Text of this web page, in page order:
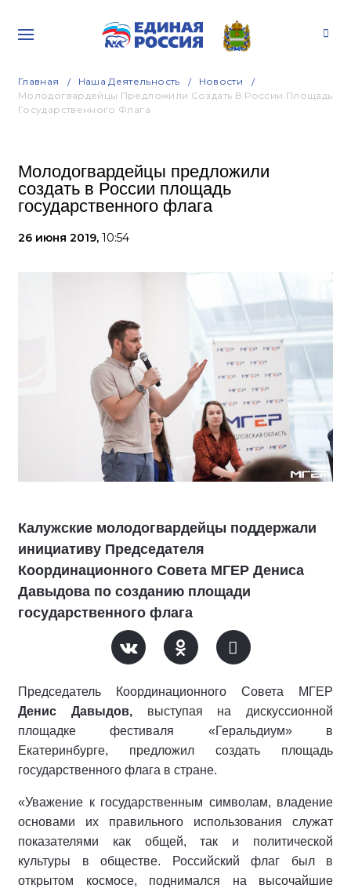
Главная Наша Деятельность
Новости
Молодогвардейцы Предложили Создать В России Площадь
Государственного Флага
Молодогвардейцы предложили
создать в России площадь
государственного флага
26 июня 2019, 10:54
Калужские молодогвардейцы поддержали
инициативу Председателя
Координационного Совета МГЕР Дениса
Давыдова по созданию площади
государственного флага
Председатель Координационного Совета МГЕР
Денис Давыдов, выступая на дискуссионной
площадке фестиваля «Геральдиум» в
Екатеринбурге, предложил создать площадь
государственного флага в стране.
«Уважение к государственным символам, владение
основами их правильного использования служат
показателями как общей, так и политической
культуры в обществе. Российский флаг был в
открытом космосе, поднимался на высочайшие